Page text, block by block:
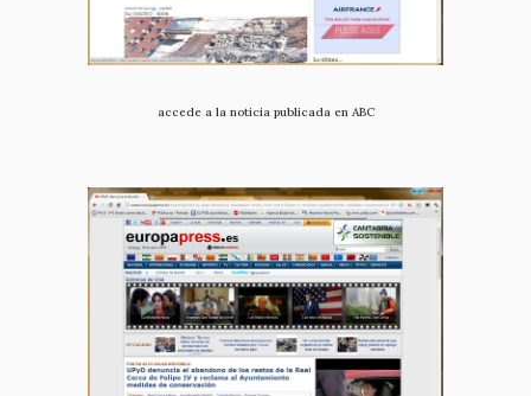
accede a la noticia publicada en ABC